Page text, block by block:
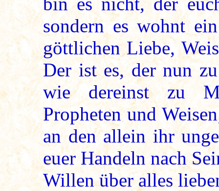
sondern es wohnt
göttlichen Liebe,
Der ist es, der nun
wie dereinst zu
Propheten und
an den allein ihr
euer Handeln nach
Willen über alles